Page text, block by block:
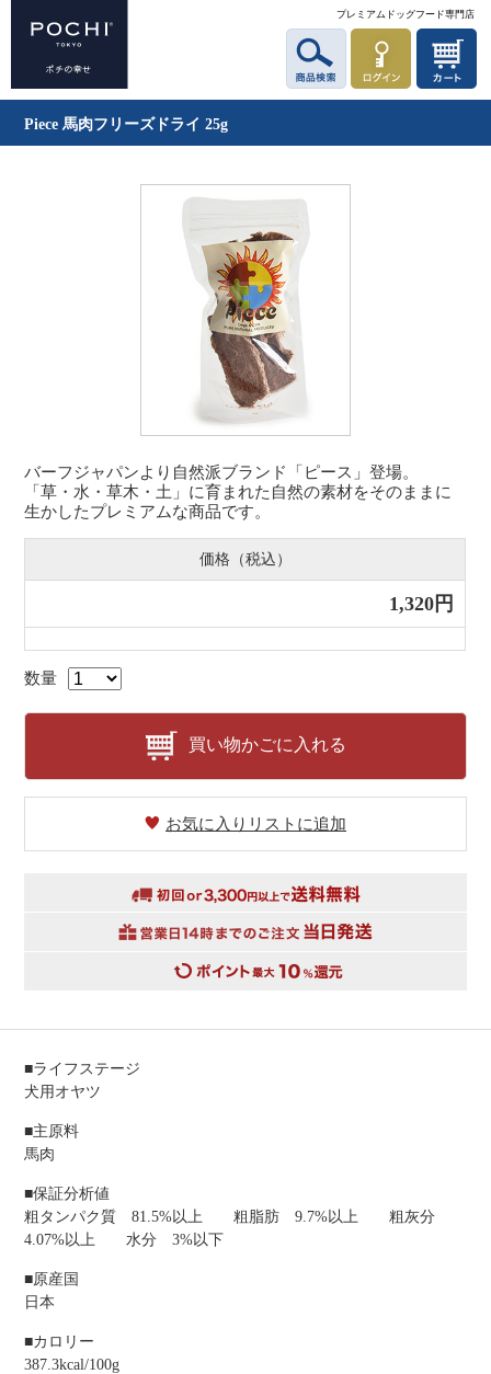
プレミアムドッグフード専門店
Piece 馬肉フリーズドライ 25g
バーフジャパンより自然派ブランド「ピース」登場。
「草・水・草木・土」に育まれた自然の素材をそのままに
生かしたプレミアムな商品です。
価格（税込）
1,320円
数量
買い物かごに入れる
お気に入りリストに追加
■ライフステージ
犬用オヤツ
■主原料
馬肉
■保証分析値
粗タンパク質 81.5%以上 粗脂肪 9.7%以上 粗灰分
4.07%以上 水分 3%以下
■原産国
日本
■カロリー
387.3kcal/100g